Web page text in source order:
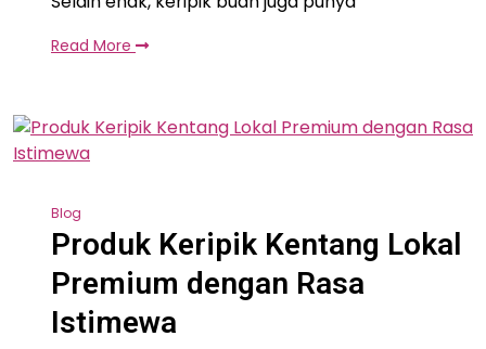
Read More
Blog
Produk Keripik Kentang Lokal
Premium dengan Rasa
Istimewa